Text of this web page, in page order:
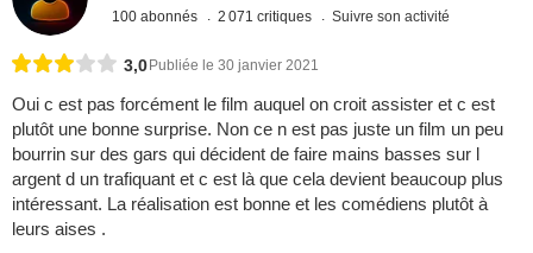
100 abonnés 2 071 critiques Suivre son activité
3,0 Publiée le 30 janvier 2021
Oui c est pas forcément le film auquel on croit assister et c est
plutôt une bonne surprise. Non ce n est pas juste un film un peu
bourrin sur des gars qui décident de faire mains basses sur l
argent d un trafiquant et c est là que cela devient beaucoup plus
intéressant. La réalisation est bonne et les comédiens plutôt à
leurs aises .